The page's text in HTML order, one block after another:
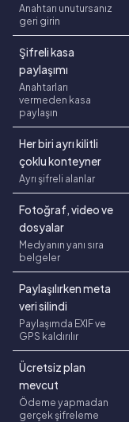
Anahtarı unutursanız
geri girin
Şifreli kasa
paylaşımı
Anahtarları
vermeden kasa
paylaşın
Her biri ayrı kilitli
çoklu konteyner
Ayrı şifreli alanlar
Fotoğraf, video ve
dosyalar
Medyanın yanı sıra
belgeler
Paylaşılırken meta
veri silindi
Paylaşımda EXIF ve
GPS kaldırılır
Ücretsiz plan
mevcut
Ödeme yapmadan
gerçek şifreleme